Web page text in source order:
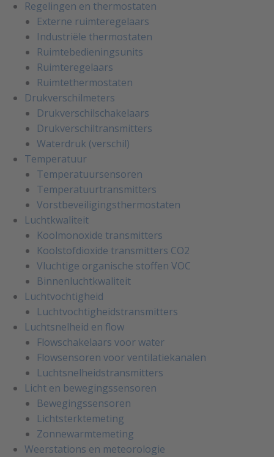
Regelingen en thermostaten
Externe ruimteregelaars
Industriële thermostaten
Ruimtebedieningsunits
Ruimteregelaars
Ruimtethermostaten
Drukverschilmeters
Drukverschilschakelaars
Drukverschiltransmitters
Waterdruk (verschil)
Temperatuur
Temperatuursensoren
Temperatuurtransmitters
Vorstbeveiligingsthermostaten
Luchtkwaliteit
Koolmonoxide transmitters
Koolstofdioxide transmitters CO2
Vluchtige organische stoffen VOC
Binnenluchtkwaliteit
Luchtvochtigheid
Luchtvochtigheidstransmitters
Luchtsnelheid en flow
Flowschakelaars voor water
Flowsensoren voor ventilatiekanalen
Luchtsnelheidstransmitters
Licht en bewegingssensoren
Bewegingssensoren
Lichtsterktemeting
Zonnewarmtemeting
Weerstations en meteorologie